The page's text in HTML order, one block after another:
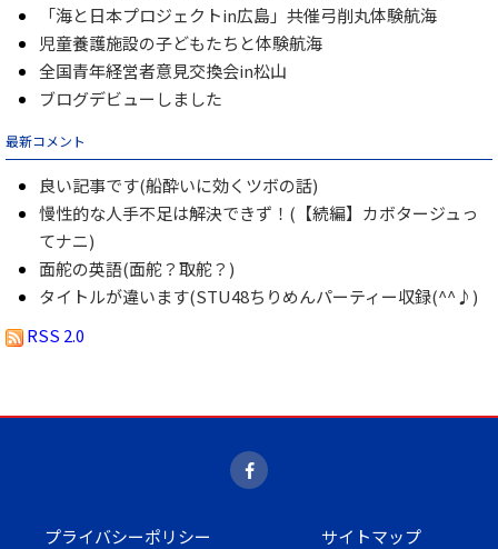
「海と日本プロジェクトin広島」共催弓削丸体験航海
児童養護施設の子どもたちと体験航海
全国青年経営者意見交換会in松山
ブログデビューしました
最新コメント
良い記事です(船酔いに効くツボの話)
慢性的な人手不足は解決できず！(【続編】カボタージュっ
てナニ)
面舵の英語(面舵？取舵？)
タイトルが違います(STU48ちりめんパーティー収録(^^♪)
RSS 2.0
プライバシーポリシー サイトマップ